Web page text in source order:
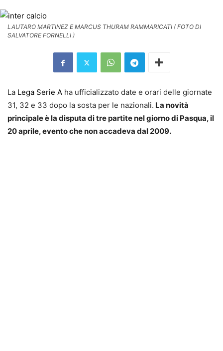
LAUTARO MARTINEZ E MARCUS THURAM RAMMARICATI ( FOTO DI
SALVATORE FORNELLI )
La Lega Serie A ha ufficializzato date e orari delle giornate
31, 32 e 33 dopo la sosta per le nazionali. La novità
principale è la disputa di tre partite nel giorno di Pasqua, il
20 aprile, evento che non accadeva dal 2009.